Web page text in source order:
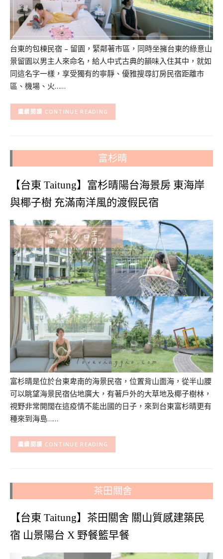
台東的包棟民宿 – 留園，緊鄰著市區，同時坐擁台東的綠意山
景留園以男主人來命名，給人中式古典的韻味入住其中，就如
同這名字一樣，享受獨有的寧靜、優雅搜尋訂房民宿距離市
區、機場、火……
CONTINUE READING
富杉晴
【台東 Taitung】富杉晴陽台海景房 東海岸
與椰子樹 充滿南洋風的渡假民宿
富杉晴是位於台東卑南的海景民宿，位置背山面海，從半山腰
可以眺望海景民宿佔地廣大，有著戶外的大草地及椰子樹林，
視野非常開闊在這疫情不能出國的日子，來到台東富杉晴更有
種來到海島……
CONTINUE READING
茶田關舍
【台東 Taitung】茶田關舍 關山質感建築民
宿 山景陽台 X 野餐籃早餐